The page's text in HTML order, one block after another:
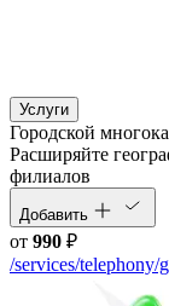
Услуги
Городской
Расширяйте
филиалов
Добавить
от 990 ₽
/services/telephony/